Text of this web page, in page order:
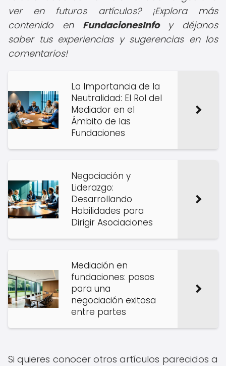
ver en futuros artículos? ¡Explora más
contenido en FundacionesInfoy déjanos
saber tus experiencias y sugerencias en los
comentarios!
La Importancia de la
Neutralidad: El Rol del
Mediador en el
Ámbito de las
Fundaciones
Negociación y
Liderazgo:
Desarrollando
Habilidades para
Dirigir Asociaciones
Mediación en
fundaciones: pasos
para una
negociación exitosa
entre partes
Si quieres conocer otros artículos parecidos a